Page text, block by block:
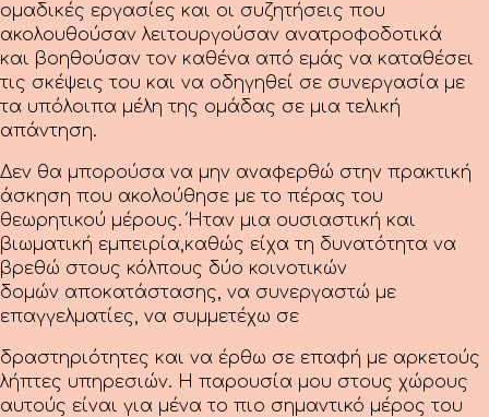
ομαδικές εργασίες και οι συζητήσεις που
ακολουθούσαν λειτουργούσαν ανατροφοδοτικά
και βοηθούσαν τον καθένα από εμάς να καταθέσει
τις σκέψεις του και να οδηγηθεί σε συνεργασία με
τα υπόλοιπα μέλη της ομάδας σε μια τελική
απάντηση.
Δεν θα μπορούσα να μην αναφερθώ στην πρακτική
άσκηση που ακολούθησε με το πέρας του
θεωρητικού μέρους. Ήταν μια ουσιαστική και
βιωματική εμπειρία,καθώς είχα τη δυνατότητα να
βρεθώ στους κόλπους δύο κοινοτικών
δομών αποκατάστασης, να συνεργαστώ με
επαγγελματίες, να συμμετέχω σε
δραστηριότητες και να έρθω σε επαφή με αρκετούς
λήπτες υπηρεσιών. Η παρουσία μου στους χώρους
αυτούς είναι για μένα το πιο σημαντικό μέρος του